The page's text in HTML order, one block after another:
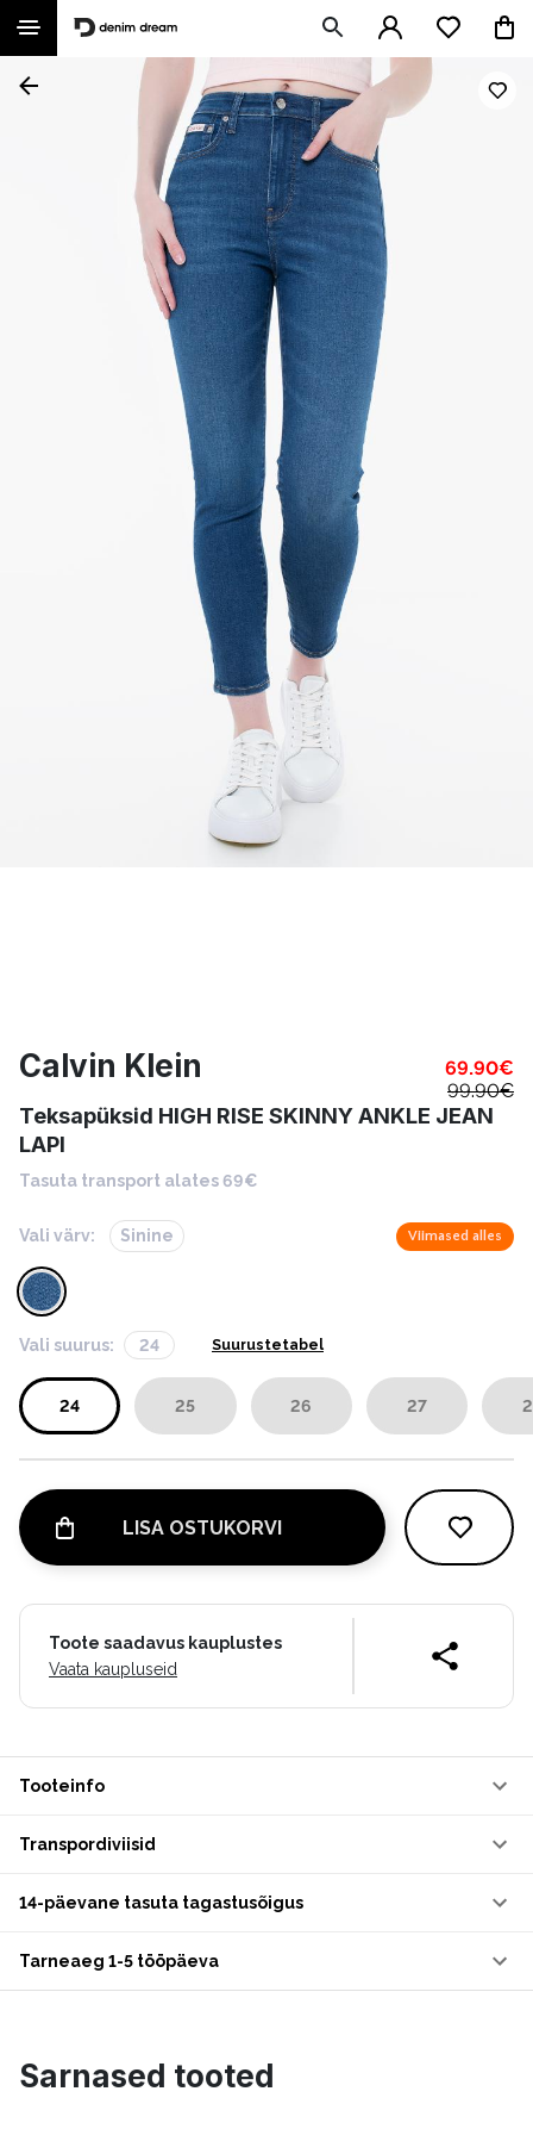
Calvin Klein 69.90€
99.90€
Teksapüksid HIGH RISE SKINNY ANKLE JEAN
LAPI
Tasuta transport alates 69€
Vali värv: Sinine Viimased alles
Vali suurus: 24 Suurustetabel
24 25 26 27
LISA OSTUKORVI
Toote saadavus kauplustes
Vaata kaupluseid
Tooteinfo
Transpordiviisid
14-päevane tasuta tagastusõigus
Tarneaeg 1-5 tööpäeva
Sarnased tooted